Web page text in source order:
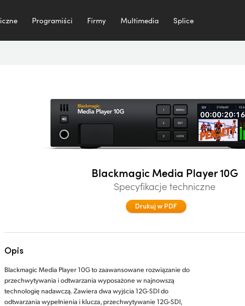
Programiści Firmy Multimedia Splice
Blackmagic Media Player 10G
Specyfikacje techniczne
Drukuj w PDF
Opis
Blackmagic Media Player 10G to zaawansowane rozwiązanie do
przechwytywania i odtwarzania wyposażone w najnowszą
technologię nadawczą. Zawiera dwa wyjścia 12G-SDI do
odtwarzania wypełnienia i klucza, przechwytywanie 12G-SDI,